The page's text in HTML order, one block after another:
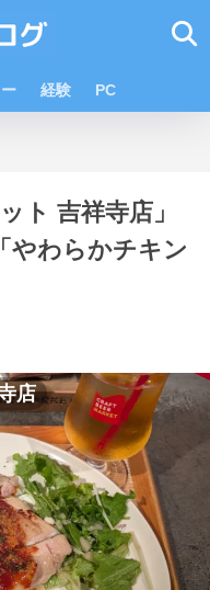
経験 PC
ト 吉祥寺店」
やわらかチキン
店